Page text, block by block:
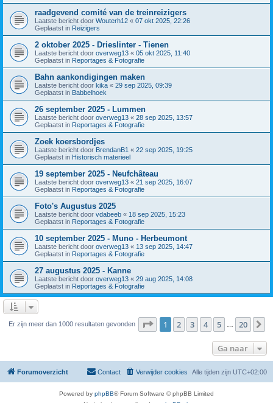
raadgevend comité van de treinreizigers
Laatste bericht door Wouterh12 « 07 okt 2025, 22:26
Geplaatst in Reizigers
2 oktober 2025 - Drieslinter - Tienen
Laatste bericht door overweg13 « 05 okt 2025, 11:40
Geplaatst in Reportages & Fotografie
Bahn aankondigingen maken
Laatste bericht door kika « 29 sep 2025, 09:39
Geplaatst in Babbelhoek
26 september 2025 - Lummen
Laatste bericht door overweg13 « 28 sep 2025, 13:57
Geplaatst in Reportages & Fotografie
Zoek koersbordjes
Laatste bericht door BrendanB1 « 22 sep 2025, 19:25
Geplaatst in Historisch materieel
19 september 2025 - Neufchâteau
Laatste bericht door overweg13 « 21 sep 2025, 16:07
Geplaatst in Reportages & Fotografie
Foto's Augustus 2025
Laatste bericht door vdabeeb « 18 sep 2025, 15:23
Geplaatst in Reportages & Fotografie
10 september 2025 - Muno - Herbeumont
Laatste bericht door overweg13 « 13 sep 2025, 14:47
Geplaatst in Reportages & Fotografie
27 augustus 2025 - Kanne
Laatste bericht door overweg13 « 29 aug 2025, 14:08
Geplaatst in Reportages & Fotografie
Er zijn meer dan 1000 resultaten gevonden Pagina van 20
1 2 3 4 5 20
Ga naar
Forumoverzicht Alle tijden zijn UTC+02:00
Verwijder cookies
Contact
Powered by phpBB® Forum Software © phpBB Limited